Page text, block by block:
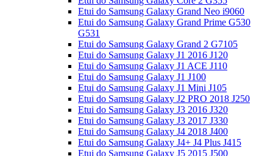
Etui do Samsung Galaxy Grand Neo i9060
Etui do Samsung Galaxy Grand Prime G530
G531
Etui do Samsung Galaxy Grand 2 G7105
Etui do Samsung Galaxy J1 2016 J120
Etui do Samsung Galaxy J1 ACE J110
Etui do Samsung Galaxy J1 J100
Etui do Samsung Galaxy J1 Mini J105
Etui do Samsung Galaxy J2 PRO 2018 J250
Etui do Samsung Galaxy J3 2016 J320
Etui do Samsung Galaxy J3 2017 J330
Etui do Samsung Galaxy J4 2018 J400
Etui do Samsung Galaxy J4+ J4 Plus J415
Etui do Samsung Galaxy J5 2015 J500